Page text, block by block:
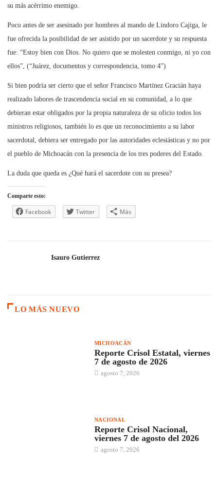
su más acérrimo enemigo.
Poco antes de ser asesinado por hombres al mando de Lindoro Cajiga, le
fue ofrecida la posibilidad de ser asistido por un sacerdote y su respuesta
fue: “Estoy bien con Dios. No quiero que se molesten conmigo, ni yo con
ellos”, (“Juárez, documentos y correspondencia, tomo 4”)
Si bien podría ser cierto que el señor Francisco Martínez Gracián haya
realizado labores de trascendencia social en su comunidad, a lo que
debieran estar obligados por la propia naturaleza de su oficio todos los
ministros religiosos, también lo es que un reconocimiento a su labor
sacerdotal, debiera ser entregado por las autoridades eclesiásticas y no por
el pueblo de Michoacán con la presencia de los tres poderes del Estado.
La duda que queda es ¿Qué hará el sacerdote con su presea?
Comparte esto:
Facebook Twitter Más
Isauro Gutierrez
LO MÁS NUEVO
MICHOACÁN
Reporte Crisol Estatal, viernes
7 de agosto de 2026
agosto 7, 2026
NACIONAL
Reporte Crisol Nacional,
viernes 7 de agosto del 2026
agosto 7, 2026